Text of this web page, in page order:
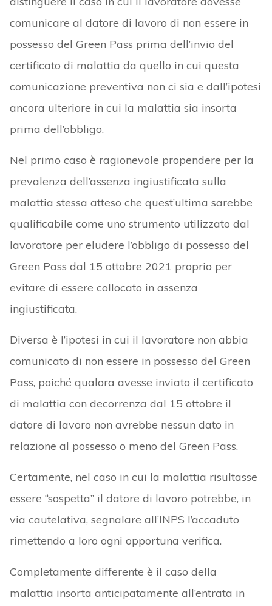
comunicare al datore di lavoro di non essere in
possesso del Green Pass prima dell’invio del
certificato di malattia da quello in cui questa
comunicazione preventiva non ci sia e dall’ipotesi
ancora ulteriore in cui la malattia sia insorta
prima dell’obbligo.
Nel primo caso è ragionevole propendere per la
prevalenza dell’assenza ingiustificata sulla
malattia stessa atteso che quest’ultima sarebbe
qualificabile come uno strumento utilizzato dal
lavoratore per eludere l’obbligo di possesso del
Green Pass dal 15 ottobre 2021 proprio per
evitare di essere collocato in assenza
ingiustificata.
Diversa è l’ipotesi in cui il lavoratore non abbia
comunicato di non essere in possesso del Green
Pass, poiché qualora avesse inviato il certificato
di malattia con decorrenza dal 15 ottobre il
datore di lavoro non avrebbe nessun dato in
relazione al possesso o meno del Green Pass.
Certamente, nel caso in cui la malattia risultasse
essere “sospetta” il datore di lavoro potrebbe, in
via cautelativa, segnalare all’INPS l’accaduto
rimettendo a loro ogni opportuna verifica.
Completamente differente è il caso della
malattia insorta anticipatamente all’entrata in